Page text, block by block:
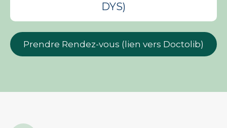
DYS)
Prendre Rendez-vous (lien vers Doctolib)